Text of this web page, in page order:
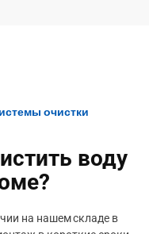
очистки
воду
на нашем складе в